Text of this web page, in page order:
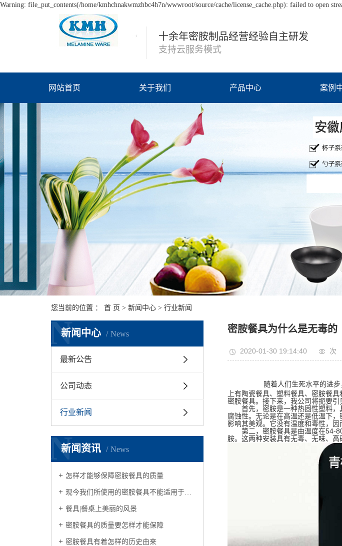
Warning: file_put_contents(/home/kmhchnakwmzhbc4h7n/wwwroot/source/cache/license_cache.php): failed to open
十余年密胺制品经营经验自主研发
支持云服务模式
网站首页 关于我们 产品中心 案例
您当前的位置 ： 首 页 > 新闻中心 > 行业新闻
新闻中心 News
N
最新公告
公司动态
行业新闻
新闻资讯 News
N
怎样才能够保障密胺餐具的质量
现今我们所使用的密胺餐具不能适用于微波炉
餐具|餐桌上美丽的风景
密胺餐具的质量要怎样才能保障
密胺餐具有着怎样的历史由来
密胺餐具为什么是无毒的
2020-01-30 19:14:40 次
随着人们生死水平的进
上有陶瓷餐具、塑料餐具、密胺餐
密胺餐具。接下来，我公司将扼要
首先，密胺是一种热固性塑料，
腐蚀性。无论是在高温还是低温下
影响其美观。它没有温度和毒性，因
第二，密胺餐具是由温度在54-80
胺。这两种安装具有无毒、无味、